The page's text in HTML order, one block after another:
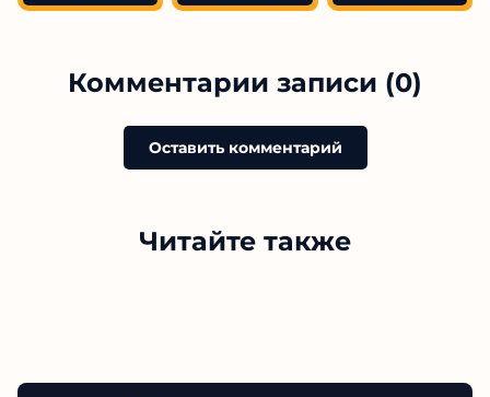
Комментарии записи (0)
Оставить комментарий
Читайте также